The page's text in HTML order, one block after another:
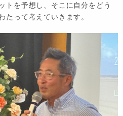
トを予想し、そこに自分をどう
たって考えていきます。